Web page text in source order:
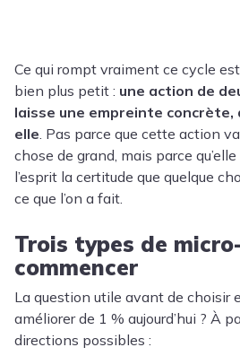
Ce qui rompt vraiment ce cycle
bien plus petit : une action de
laisse une empreinte
elle. Pas parce que cette action
chose de grand, mais parce
l’esprit la certitude que quelque
ce que l’on a fait.
Trois types de
commencer
La question utile avant de choisir
améliorer de 1 % aujourd’hui ? À
directions possibles :